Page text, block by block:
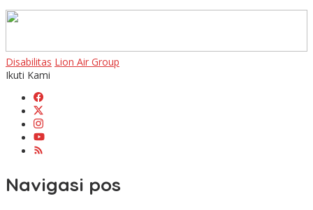
Disabilitas Lion Air Group
Ikuti Kami
Navigasi pos